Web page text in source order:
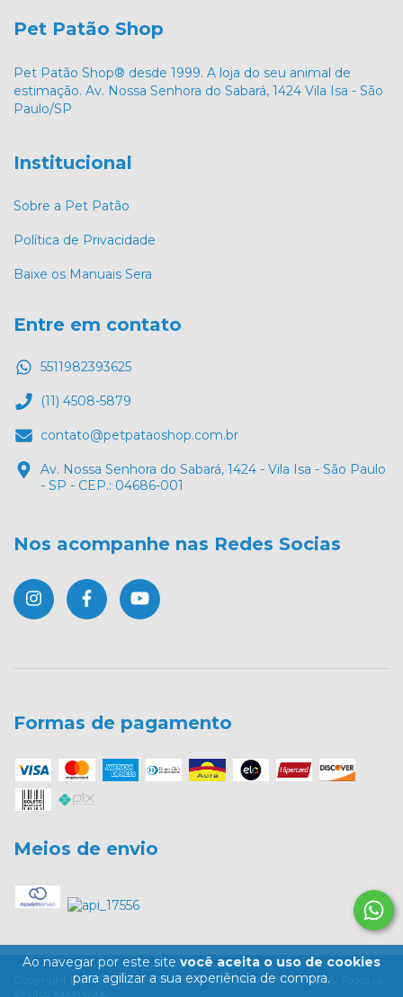
Ao navegar por este site você aceita o uso de cookies
para agilizar a sua experiência de compra.
Pet Patão Shop
Pet Patão Shop® desde 1999. A loja do seu animal de
estimação. Av. Nossa Senhora do Sabará, 1424 Vila Isa - São
Paulo/SP
Institucional
Sobre a Pet Patão
Política de Privacidade
Baixe os Manuais Sera
Entre em contato
5511982393625
(11) 4508-5879
contato@petpataoshop.com.br
Av. Nossa Senhora do Sabará, 1424 - Vila Isa - São Paulo
- SP - CEP.: 04686-001
Nos acompanhe nas Redes Socias
Formas de pagamento
Meios de envio
Copyright PET PATÃO SHOP LTDA - 03261656000156 - 2026. Todos os